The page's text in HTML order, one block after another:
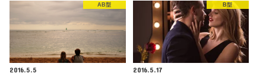
AB型
2016.5.5
B型
2016.5.17